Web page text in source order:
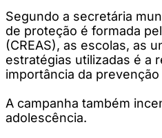
Segundo a secretária
de proteção é formada
(CREAS), as escolas, as
estratégias utilizadas é a
importância da prevenção
A campanha também
adolescência.